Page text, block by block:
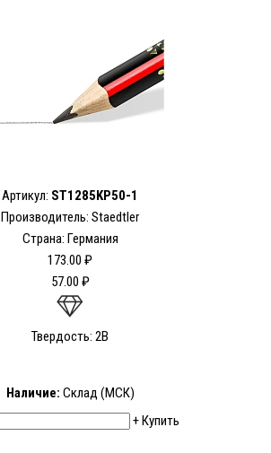
Артикул: ST1285KP50-1
Производитель: Staedtler
Страна: Германия
173.00 ₽
57.00 ₽
Твердость: 2В
Наличие: Склад (МСК)
+Купить